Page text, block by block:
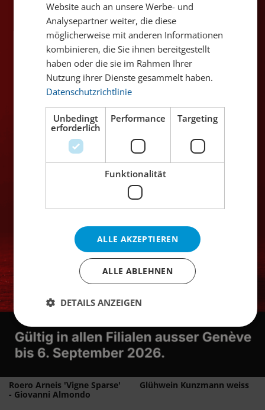
Temperatur
12° C
Passt zu
Meeresfrüchte, Fisch, Sushi,
mediterrane Küche
Alkoholgehalt
14% Vol.Alc.
Angaben zu
Ernährungswerten
Erhältlich in den Filialen
✔
Winterthur
Genève
Ähnliche Produkte
Roero Arneis 'Vigne Sparse'
- Giovanni Almondo
Glühwein Kunzmann weiss
Website auch an unsere Werbe- und
Analysepartner weiter, die diese
möglicherweise mit anderen Informationen
kombinieren, die Sie ihnen bereitgestellt
haben oder die sie im Rahmen Ihrer
Nutzung ihrer Dienste gesammelt haben.
Datenschutzrichtlinie
Unbedingt
erforderlich
Performance Targeting
Funktionalität
ALLE AKZEPTIEREN
ALLE ABLEHNEN
DETAILS ANZEIGEN